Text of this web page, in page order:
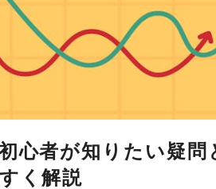
心者が知りたい疑問
く解説